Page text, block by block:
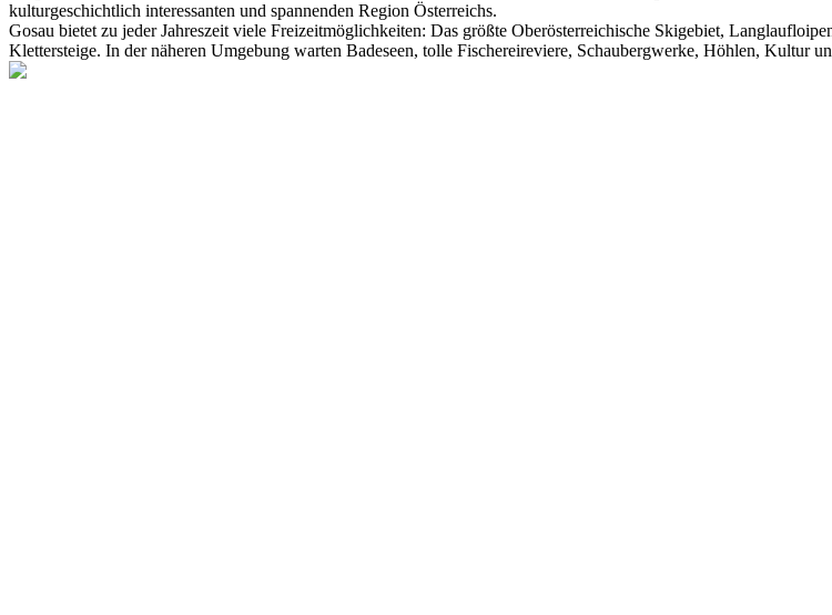
kulturgeschichtlich interessanten und spannenden Region Österreichs.
Gosau bietet zu jeder Jahreszeit viele Freizeitmöglichkeiten: Das größte Oberösterreichische Skigebiet,
Klettersteige. In der näheren Umgebung warten Badeseen, tolle Fischereireviere, Schaubergwerke, Höhlen, Kultur